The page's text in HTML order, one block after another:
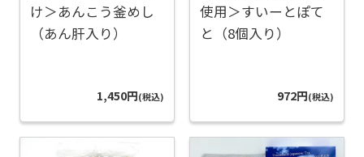
け＞あんこう釜めし
（あん肝入り）
1,450円(税込)
使用＞すいーとぽて
と（8個入り）
972円(税込)